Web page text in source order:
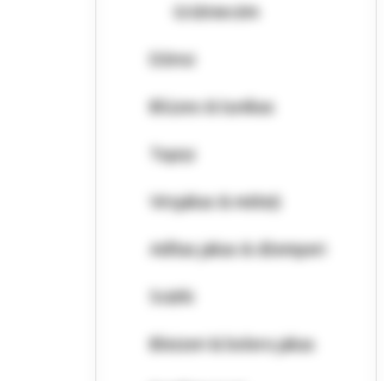
Grūtniecēm
Džinsi
Blūzes & tunikas
Topiņi
Virsjakas & mēteļi
Adītas jakas & džemperi
Svārki
Bleizeri & bolero jakas